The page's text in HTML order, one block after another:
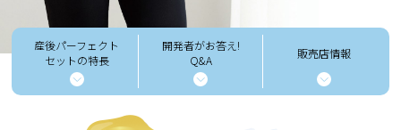
産後パーフェクト
セットの特長
開発者がお答え!
Q&A
販売店情報